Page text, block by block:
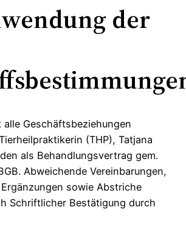
der
alle Geschäftsbeziehungen
(THP), Tatjana
als Behandlungsvertrag gem.
Abweichende Vereinbarungen,
sowie Abstriche
Schriftlicher Bestätigung durch